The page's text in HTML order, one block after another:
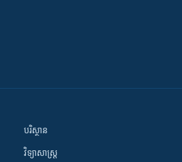
បរិស្ថាន
វិទ្យាសាស្រ្ត